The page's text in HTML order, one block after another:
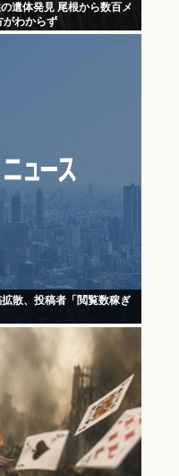
遺体発見 尾根から数百メ
がわからず
散、投稿者「閲覧数稼ぎ